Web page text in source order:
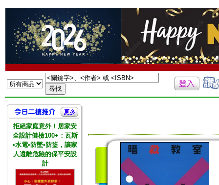
拒絕家庭意外！居家安
全設計健檢100+：瓦斯
•水電•防墜•防盜，讓家
人遠離危險的保平安設
計